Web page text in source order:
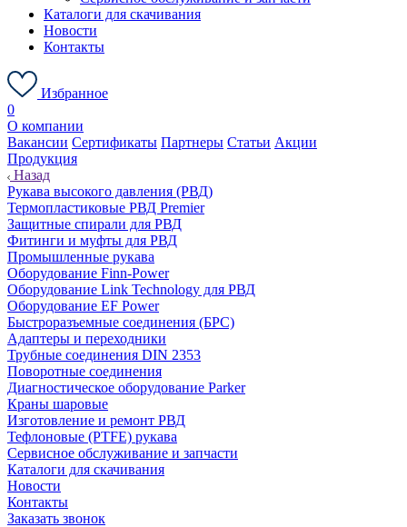
Каталоги для скачивания
Новости
Контакты
Избранное
0
О компании
Вакансии Сертификаты Партнеры Статьи Акции
Продукция
Назад
Рукава высокого давления (РВД)
Термопластиковые РВД Premier
Защитные спирали для РВД
Фитинги и муфты для РВД
Промышленные рукава
Оборудование Finn-Power
Оборудование Link Technology для РВД
Оборудование EF Power
Быстроразъемные соединения (БРС)
Адаптеры и переходники
Трубные соединения DIN 2353
Поворотные соединения
Диагностическое оборудование Parker
Краны шаровые
Изготовление и ремонт РВД
Тефлоновые (PTFE) рукава
Сервисное обслуживание и запчасти
Каталоги для скачивания
Новости
Контакты
Заказать звонок